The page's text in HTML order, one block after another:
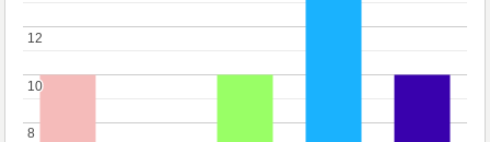
8
8
10
10
12
12